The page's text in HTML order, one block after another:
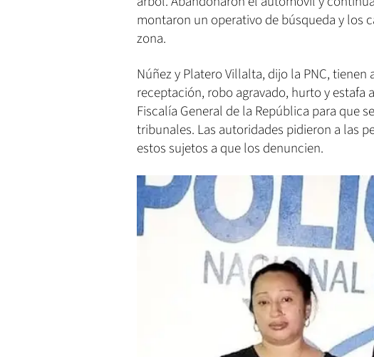
montaron un operativo de búsqueda y los
zona.
Núñez y Platero Villalta, dijo la PNC,
receptación, robo agravado, hurto y estafa
Fiscalía General de la República para que
tribunales. Las autoridades pidieron a las
estos sujetos a que los denuncien.